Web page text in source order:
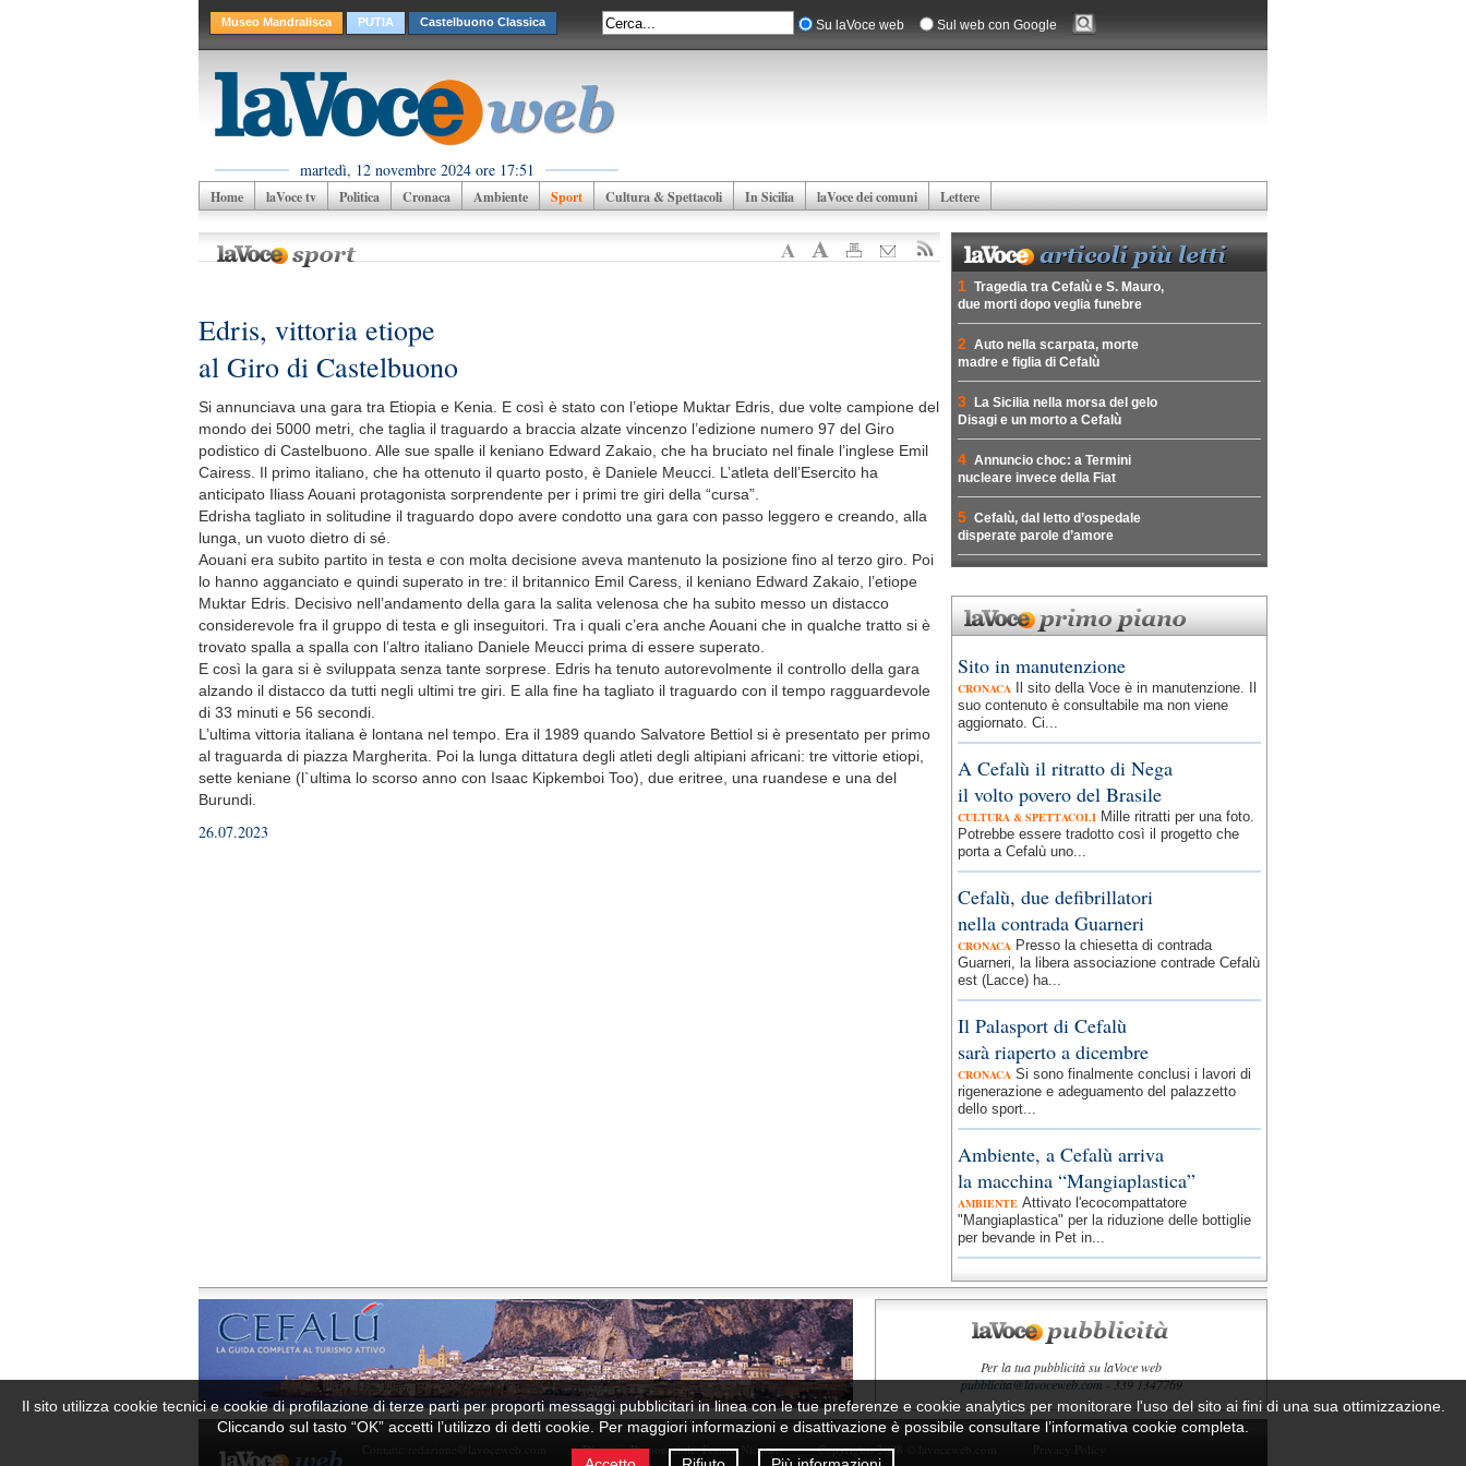
Museo Mandralisca PUTIA Castelbuono Classica Su laVoce web Sul web con Google
martedì, 12 novembre 2024 ore 17:51
Home laVoce tv Politica Cronaca Ambiente Sport Cultura & Spettacoli In Sicilia laVoce dei comuni Lettere
Edris, vittoria etiope
al Giro di Castelbuono
Si annunciava una gara tra Etiopia e Kenia. E così è stato con l’etiope Muktar Edris, due volte campione del
mondo dei 5000 metri, che taglia il traguardo a braccia alzate vincenzo l’edizione numero 97 del Giro
podistico di Castelbuono. Alle sue spalle il keniano Edward Zakaio, che ha bruciato nel finale l’inglese Emil
Cairess. Il primo italiano, che ha ottenuto il quarto posto, è Daniele Meucci. L’atleta dell’Esercito ha
anticipato Iliass Aouani protagonista sorprendente per i primi tre giri della “cursa”.
Edrisha tagliato in solitudine il traguardo dopo avere condotto una gara con passo leggero e creando, alla
lunga, un vuoto dietro di sé.
Aouani era subito partito in testa e con molta decisione aveva mantenuto la posizione fino al terzo giro. Poi
lo hanno agganciato e quindi superato in tre: il britannico Emil Caress, il keniano Edward Zakaio, l’etiope
Muktar Edris. Decisivo nell’andamento della gara la salita velenosa che ha subito messo un distacco
considerevole fra il gruppo di testa e gli inseguitori. Tra i quali c’era anche Aouani che in qualche tratto si è
trovato spalla a spalla con l’altro italiano Daniele Meucci prima di essere superato.
E così la gara si è sviluppata senza tante sorprese. Edris ha tenuto autorevolmente il controllo della gara
alzando il distacco da tutti negli ultimi tre giri. E alla fine ha tagliato il traguardo con il tempo ragguardevole
di 33 minuti e 56 secondi.
L’ultima vittoria italiana è lontana nel tempo. Era il 1989 quando Salvatore Bettiol si è presentato per primo
al traguarda di piazza Margherita. Poi la lunga dittatura degli atleti degli altipiani africani: tre vittorie etiopi,
sette keniane (l`ultima lo scorso anno con Isaac Kipkemboi Too), due eritree, una ruandese e una del
Burundi.
26.07.2023
1 Tragedia tra Cefalù e S. Mauro,
due morti dopo veglia funebre
2 Auto nella scarpata, morte
madre e figlia di Cefalù
3
La Sicilia nella morsa del gelo
Disagi e un morto a Cefalù
4 Annuncio choc: a Termini
nucleare invece della Fiat
5 Cefalù, dal letto d’ospedale
disperate parole d’amore
Sito in manutenzione
CRONACA
Il sito della Voce è in manutenzione. Il
suo contenuto è consultabile ma non viene
aggiornato. Ci...
A Cefalù il ritratto di Nega
il volto povero del Brasile
CULTURA & SPETTACOLI Mille ritratti per una foto.
Potrebbe essere tradotto così il progetto che
porta a Cefalù uno...
Cefalù, due defibrillatori
nella contrada Guarneri
CRONACA Presso la chiesetta di contrada
Guarneri, la libera associazione contrade Cefalù
est (Lacce) ha...
Il Palasport di Cefalù
sarà riaperto a dicembre
CRONACA Si sono finalmente conclusi i lavori di
rigenerazione e adeguamento del palazzetto
dello sport...
Ambiente, a Cefalù arriva
la macchina “Mangiaplastica”
AMBIENTE Attivato l'ecocompattatore
"Mangiaplastica" per la riduzione delle bottiglie
per bevande in Pet in...
Per la tua pubblicità su laVoce web
pubblicita@lavoceweb.com- 339 1347769
Direttore Responsabile:Franco Nicastro Copyrights 2008 © lavoceweb.com
Il sito utilizza cookie tecnici e cookie di profilazione di terze parti per proporti messaggi pubblicitari in linea con le tue preferenze e cookie analytics per monitorare l'uso del sito ai fini di una sua ottimizzazione.
Cliccando sul tasto “OK” accetti l’utilizzo di detti cookie. Per maggiori informazioni e disattivazione è possibile consultare l’informativa cookie completa.